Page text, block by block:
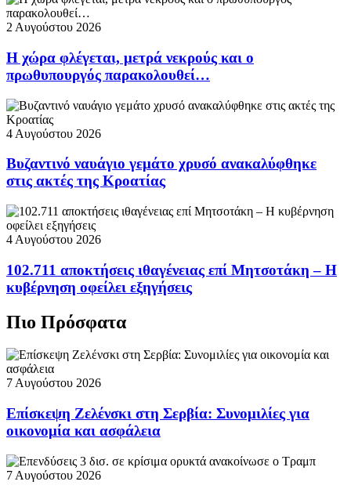
2 Αυγούστου 2026
Η χώρα φλέγεται, μετρά νεκρούς και ο
πρωθυπουργός παρακολουθεί…
4 Αυγούστου 2026
Βυζαντινό ναυάγιο γεμάτο χρυσό ανακαλύφθηκε
στις ακτές της Κροατίας
4 Αυγούστου 2026
102.711 αποκτήσεις ιθαγένειας επί Μητσοτάκη – Η
κυβέρνηση οφείλει εξηγήσεις
Πιο Πρόσφατα
7 Αυγούστου 2026
Επίσκεψη Ζελένσκι στη Σερβία: Συνομιλίες για
οικονομία και ασφάλεια
7 Αυγούστου 2026